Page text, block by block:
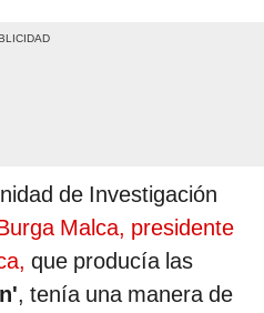
de Investigación
Malca, presidente
que producía las
, tenía una manera de